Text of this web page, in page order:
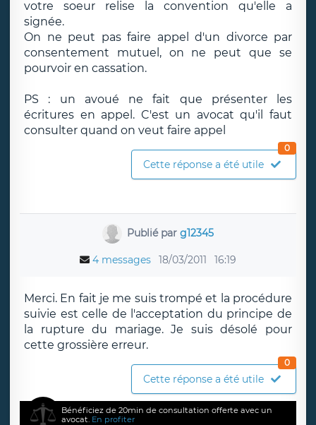
votre soeur relise la convention qu'elle a
signée.
On ne peut pas faire appel d'un divorce par
consentement mutuel, on ne peut que se
pourvoir en cassation.
PS : un avoué ne fait que présenter les
écritures en appel. C'est un avocat qu'il faut
consulter quand on veut faire appel
Cette réponse a été utile
0
Publié parg12345
4 messages 18/03/2011 16:19
Merci. En fait je me suis trompé et la procédure
suivie est celle de l'acceptation du principe de
la rupture du mariage. Je suis désolé pour
cette grossière erreur.
Cette réponse a été utile
0
Bénéficiez de 20min de consultation offerte avec un
avocat. En profiter